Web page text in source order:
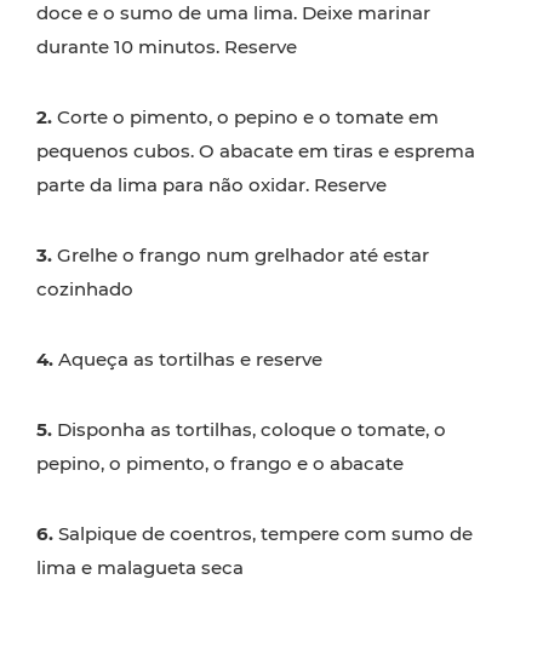
doce e o sumo de uma lima. Deixe marinar
durante 10 minutos. Reserve
2. Corte o pimento, o pepino e o tomate em
pequenos cubos. O abacate em tiras e esprema
parte da lima para não oxidar. Reserve
3. Grelhe o frango num grelhador até estar
cozinhado
4. Aqueça as tortilhas e reserve
5. Disponha as tortilhas, coloque o tomate, o
pepino, o pimento, o frango e o abacate
6. Salpique de coentros, tempere com sumo de
lima e malagueta seca